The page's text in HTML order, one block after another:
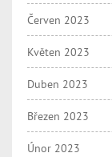
Červen 2023
Květen 2023
Duben 2023
Březen 2023
Únor 2023